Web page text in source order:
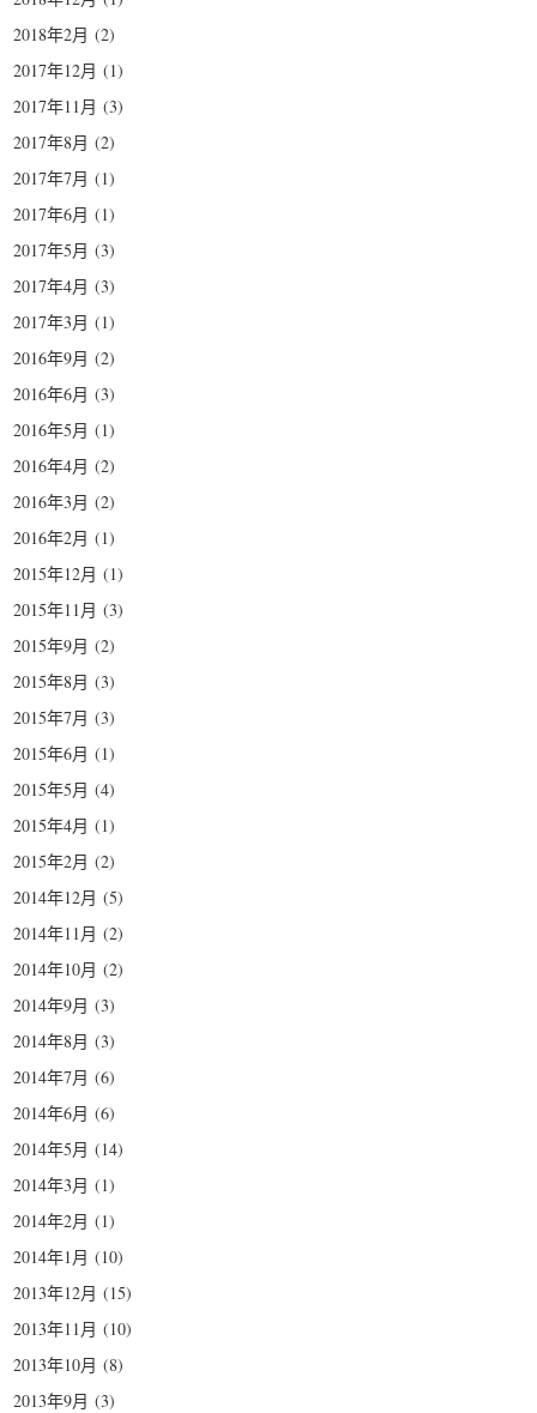
2018年2月 (2)
2017年12月 (1)
2017年11月 (3)
2017年8月 (2)
2017年7月 (1)
2017年6月 (1)
2017年5月 (3)
2017年4月 (3)
2017年3月 (1)
2016年9月 (2)
2016年6月 (3)
2016年5月 (1)
2016年4月 (2)
2016年3月 (2)
2016年2月 (1)
2015年12月 (1)
2015年11月 (3)
2015年9月 (2)
2015年8月 (3)
2015年7月 (3)
2015年6月 (1)
2015年5月 (4)
2015年4月 (1)
2015年2月 (2)
2014年12月 (5)
2014年11月 (2)
2014年10月 (2)
2014年9月 (3)
2014年8月 (3)
2014年7月 (6)
2014年6月 (6)
2014年5月 (14)
2014年3月 (1)
2014年2月 (1)
2014年1月 (10)
2013年12月 (15)
2013年11月 (10)
2013年10月 (8)
2013年9月 (3)